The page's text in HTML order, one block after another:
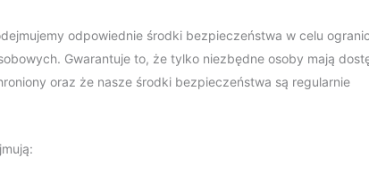
odpowiednie środki bezpieczeństwa w celu
Gwarantuje to, że tylko niezbędne osoby mają
oraz że nasze środki bezpieczeństwa są regularnie